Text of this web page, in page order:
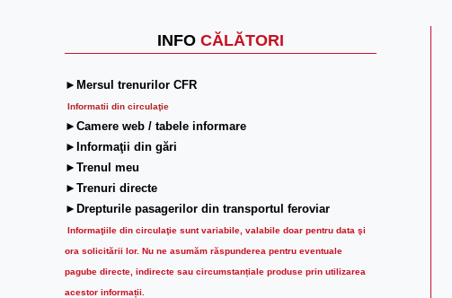
INFO CĂLĂTORI
►Mersul trenurilor CFR
Informatii din circulaţie
►Camere web / tabele informare
►Informaţii din gări
►Trenul meu
►Trenuri directe
►Drepturile pasagerilor din transportul feroviar
Informaţiile din circulaţie sunt variabile, valabile doar pentru data şi
ora solicitării lor. Nu ne asumăm răspunderea pentru eventuale
pagube directe, indirecte sau circumstanțiale produse prin utilizarea
acestor informații.